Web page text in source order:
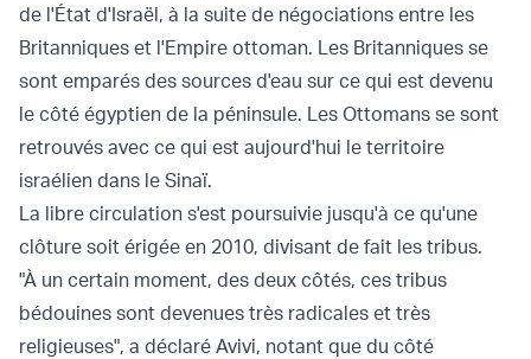
de l'État d'Israël, à la suite de négociations entre les
Britanniques et l'Empire ottoman. Les Britanniques se
sont emparés des sources d'eau sur ce qui est devenu
le côté égyptien de la péninsule. Les Ottomans se sont
retrouvés avec ce qui est aujourd'hui le territoire
israélien dans le Sinaï.
La libre circulation s'est poursuivie jusqu'à ce qu'une
clôture soit érigée en 2010, divisant de fait les tribus.
"À un certain moment, des deux côtés, ces tribus
bédouines sont devenues très radicales et très
religieuses", a déclaré Avivi, notant que du côté